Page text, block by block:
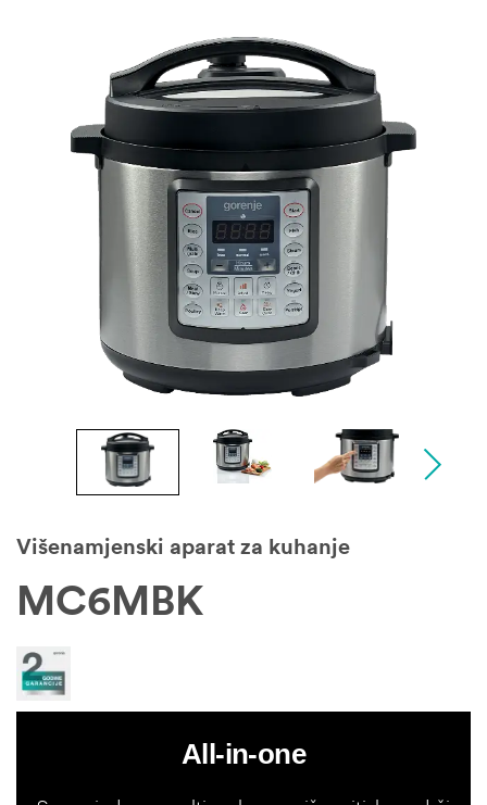
Višenamjenski aparat za kuhanje
MC6MBK
All-in-one